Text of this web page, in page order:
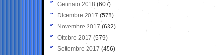
Gennaio 2018 (607)
Dicembre 2017 (578)
Novembre 2017 (632)
Ottobre 2017 (579)
Settembre 2017 (456)